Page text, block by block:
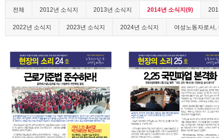
전체 2012년 소식지 2013년 소식지 2014년 소식지(9)
2022년 소식지 2023년 소식지 2024년 소식지 여성노동자로서,